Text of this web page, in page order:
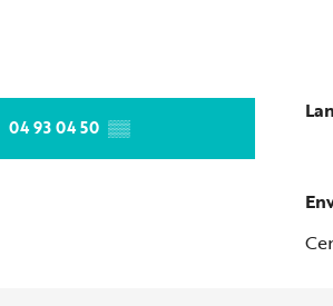
04 93 04 50 ▒▒